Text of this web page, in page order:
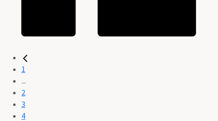
1
...
2
3
4